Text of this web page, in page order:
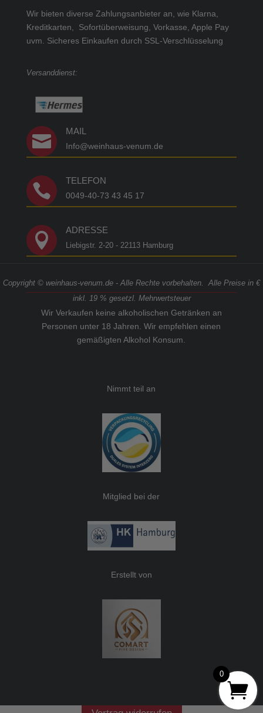
Wir bieten diverse Zahlungsanbieter an, wie Klarna,
Kreditkarten, Sofortüberweisung, Vorkasse, Apple Pay
uvm. Sicheres Einkaufen durch SSL-Verschlüsselung
Versanddienst:

MAIL
Info@weinhaus-venum.de

TELEFON
0049-40-73 43 45 17

ADRESSE
Liebigstr. 2-20 - 22113 Hamburg
Copyright © weinhaus-venum.de - Alle Rechte vorbehalten. Alle Preise in €
inkl. 19 % gesetzl. Mehrwertsteuer
Wir Verkaufen keine alkoholischen Getränken an
Personen unter 18 Jahren. Wir empfehlen einen
gemäßigten Alkohol Konsum.
Nimmt teil an
Mitglied bei der
Erstellt von
0